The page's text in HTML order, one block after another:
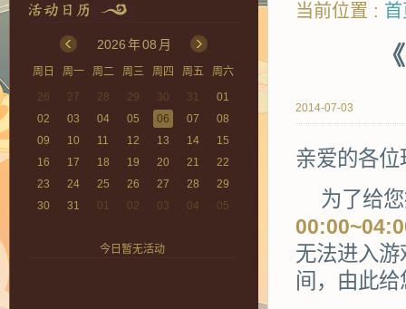
2026年08 月
周日 周一 周二 周三 周四 周五
周六
26
27 28 29 30 31
01
02
03 04 05 06 07
08
09
10 11 12 13 14
15
16
17 18 19 20 21
22
23
24 25 26 27 28
29
30
31 01 02 03 04 05
今日暂无活动
当前位置 :
2014-07-03
亲爱的各位
为了给
无法进入
间，由此